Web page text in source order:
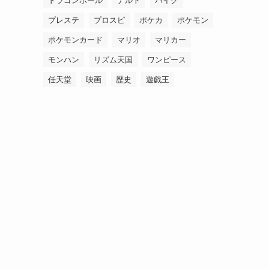
プレステ プロスピ ポケカ ポケモン
ポケモンカード マリオ マリカー
モンハン リズム天国 ワンピース
任天堂 映画 歴史 遊戯王